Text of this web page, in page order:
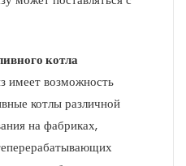
котла
имеет возможность
котлы различной
на фабриках,